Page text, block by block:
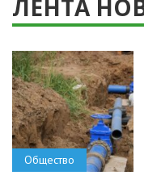
ЛЕНТА
Общество